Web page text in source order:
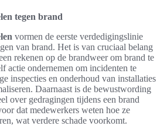
tegen brand
vormen de eerste verdedigingslinie
van brand. Het is van cruciaal belang
rekenen op de brandweer om brand te
actie ondernemen om incidenten te
inspecties en onderhoud van installaties
Daarnaast is de bewustwording
over gedragingen tijdens een brand
dat medewerkers weten hoe ze
wat verdere schade voorkomt.